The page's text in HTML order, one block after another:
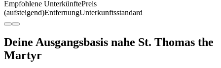
Empfohlene UnterkünftePreis
(aufsteigend)EntfernungUnterkunftsstandard
Deine Ausgangsbasis nahe St. Thomas the
Martyr